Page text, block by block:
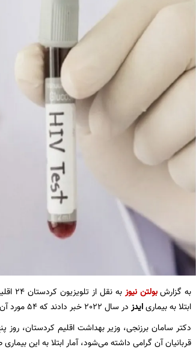
به گزارش بولتن نیوز به نقل از تلویزیون کردستان 24 اقلیم کردستان، مقامات بهداشتی
ابتلا به بیماریایدزدر سال ٢٠٢٢ خبر دادند که ٥٤ مورد آن مثبت بوده است.
دکتر سامان برزنجی، وزیر بهداشت اقلیم کردستان،
قربانیان آن گرامی داشته می‌شود، آمار ابتلا به این